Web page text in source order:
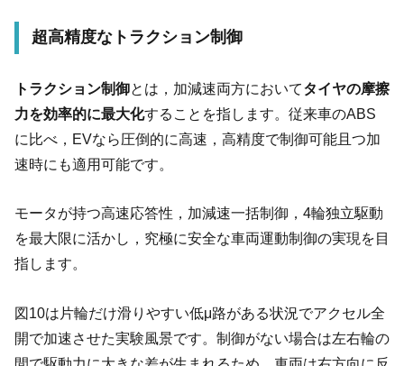
超高精度なトラクション制御
トラクション制御とは，加減速両方においてタイヤの摩擦
力を効率的に最大化することを指します。従来車のABS
に比べ，EVなら圧倒的に高速，高精度で制御可能且つ加
速時にも適用可能です。
モータが持つ高速応答性，加減速一括制御，4輪独立駆動
を最大限に活かし，究極に安全な車両運動制御の実現を目
指します。
図10は片輪だけ滑りやすい低μ路がある状況でアクセル全
開で加速させた実験風景です。制御がない場合は左右輪の